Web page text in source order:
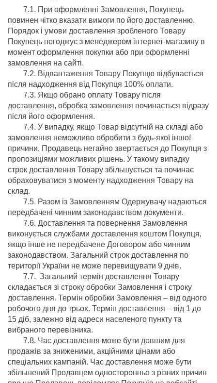
7.1. При оформленні Замовлення, Покупець
повинен чітко вказати вимоги по його доставленню.
Порядок і умови доставлення зробленого Товару
Покупець погоджує з менеджером інтернет-магазину в
момент оформлення покупки або при оформленні
замовлення на сайті.
7.2. Відвантаження Товару Покупцю відбувається
після надходження від Покупця 100% оплати.
7.3. Якщо обрано оплату Товару після
доставлення, обробка замовлення починається відразу
після його оформлення.
7.4. У випадку, якщо Товар відсутній на складі або
замовлення неможливо обробити з будь-якої іншої
причини, Продавець негайно звертається до Покупця з
пропозиціями можливих рішень. У такому випадку
строк доставлення Товару збільшується та починає
обраховуватися з моменту надходження Товару на
склад.
7.5. Разом із Замовленням Одержувачу надаються
передбачені чинним законодавством документи.
7.6. Доставлення та повернення Замовлення
виконується службами доставлення коштом Покупця,
якщо інше не передбачене Договором або чинним
законодавством. Загальний строк доставлення по
території України не може перевищувати 9 днів.
7.7. Загальний термін доставлення Товару
складається зі строку обробки Замовлення і строку
доставлення. Термін обробки Замовлення – від одного
робочого дня до трьох. Термін доставлення – від 1 до
15 діб, залежно від адреси населеного пункту та
вибраного перевізника.
7.8. Час доставлення може бути довшим для
продажів за зниженими, акційними цінами або
спеціальних кампаній. Час доставлення може бути
збільшений Продавцем односторонньо з різних причин